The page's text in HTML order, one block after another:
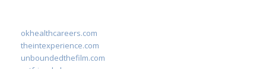
okhealthcareers.com
theintexperience.com
unboundedthefilm.com